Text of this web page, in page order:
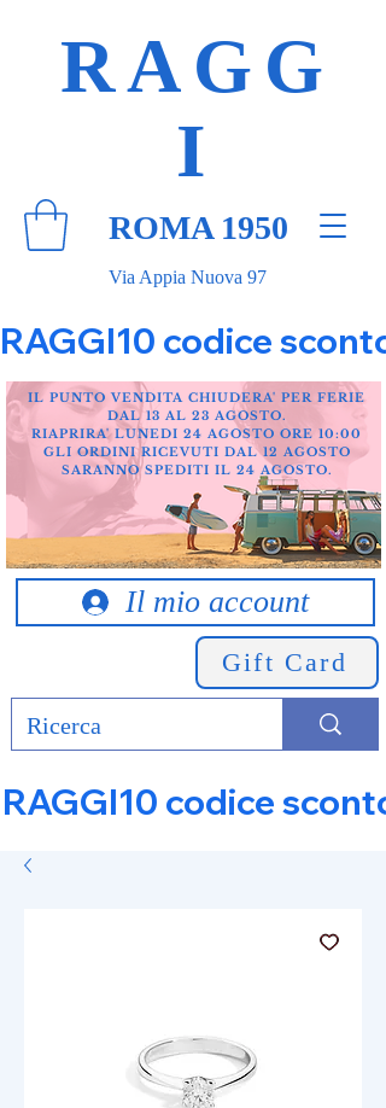
Via Appia Nuova 97
RAGG
I
ROMA 1950
RAGGI10 codice
Il mio account
Gift Card
IL PUNTO VENDITA CHIUDERA' PER FERIE
DAL 13 AL 23 AGOSTO.
RIAPRIRA' LUNEDI 24 AGOSTO ORE 10:00
GLI ORDINI RICEVUTI DAL 12 AGOSTO
SARANNO SPEDITI IL 24 AGOSTO.
RAGGI10 codice